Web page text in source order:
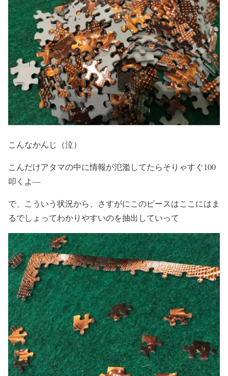
こんなかんじ（泣）
こんだけアタマの中に情報が氾濫してたらそりゃすぐ100
叩くよ—
で、こういう状況から、さすがにこのピースはここにはま
るでしょってわかりやすいのを抽出していって